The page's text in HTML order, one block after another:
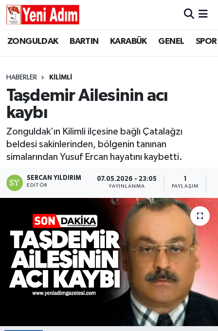
ZONGULDAK BARTIN KARABÜK GENEL SPOR
HABERLER KİLİMLİ
Taşdemir Ailesinin acı
kaybı
Zonguldak’ın Kilimli ilçesine bağlı Çatalağzı
beldesi sakinlerinden, bölgenin tanınan
simalarından Yusuf Ercan hayatını kaybetti.
SERCAN YILDIRIM
EDITÖR
07.05.2026 - 23:05
YAYINLANMA PAYLAŞIM
ZONGULDAK
GÜNCEL
SİYASET
RESMİ İLAN
ZONGULDAK
KARABÜK
GENEL
SPOR
SİYASET
SAĞLIK
RESMİ İLAN
Künye
Zonguldak Hava Durumu
Süper Lig Puan Durumu ve Fikstür
Tüm Manşetler
Son Dakika Haberleri
Haber Arşivi